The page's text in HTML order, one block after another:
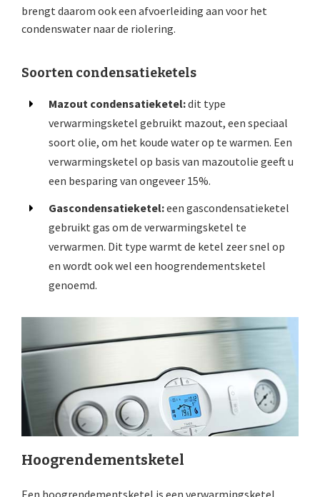
brengt daarom ook een afvoerleiding aan voor het
condenswater naar de riolering.
Soorten condensatieketels
Mazout condensatieketel:dit type
verwarmingsketel gebruikt mazout, een speciaal
soort olie, om het koude water op te warmen. Een
verwarmingsketel op basis van mazoutolie geeft u
een besparing van ongeveer 15%.
Gascondensatieketel:een gascondensatieketel
gebruikt gas om de verwarmingsketel te
verwarmen. Dit type warmt de ketel zeer snel op
en wordt ook wel een hoogrendementsketel
genoemd.
Hoogrendementsketel